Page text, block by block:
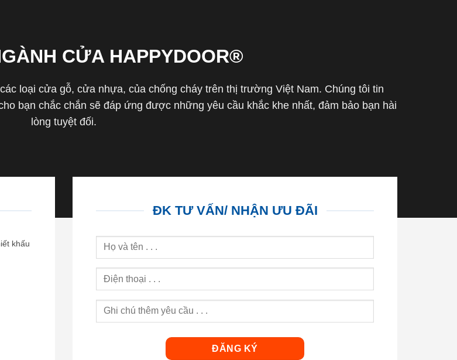
CỬA HAPPYDOOR®
loại cửa gỗ, cửa nhựa, của chống cháy trên thị trường Việt Nam. Chúng tôi tin
bạn chắc chắn sẽ đáp ứng được những yêu cầu khắc khe nhất, đảm bảo bạn hài
lòng tuyệt đối.
khấu
ĐK TƯ VẤN/ NHẬN ƯU ĐÃI